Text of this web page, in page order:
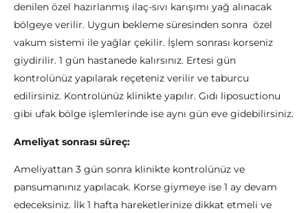
denilen özel hazırlanmış ilaç-sıvı karışımı yağ alınacak
bölgeye verilir. Uygun bekleme süresinden sonra özel
vakum sistemi ile yağlar çekilir. İşlem sonrası korseniz
giydirilir. 1 gün hastanede kalırsınız. Ertesi gün
kontrolünüz yapılarak reçeteniz verilir ve taburcu
edilirsiniz. Kontrolünüz klinikte yapılır. Gıdı liposuctionu
gibi ufak bölge işlemlerinde ise aynı gün eve gidebilirsiniz.
Ameliyat sonrası süreç:
Ameliyattan 3 gün sonra klinikte kontrolünüz ve
pansumanınız yapılacak. Korse giymeye ise 1 ay devam
edeceksiniz. İlk 1 hafta hareketlerinize dikkat etmeli ve